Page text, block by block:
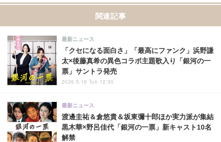
関連記事
「クセになる面白さ」「最高にファンク」浜野謙
太×後藤真希の異色コラボ主題歌入り「銀河の一
票」サントラ発売
最新ニュース
2026.5.19 Tue 12:30
渡邊圭祐＆倉悠貴＆坂東彌十郎ほか実力派が集結
黒木華×野呂佳代「銀河の一票」新キャスト10名
解禁
最新ニュース